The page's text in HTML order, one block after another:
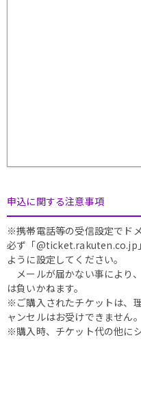
申込に関する注意事項
※携帯電話等の受信設定でド
必ず「@ticket.rakuten.co.jp
ように設定してください。
メールが届かない事により
は負いかねます。
※ご購入されたチケットは、
ャンセルはお受けできません。
※購入時、チケット代の他に